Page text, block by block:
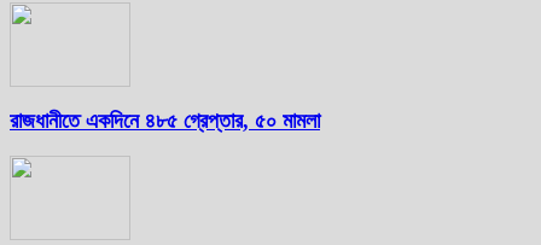
রাজধানীতে একদিনে ৪৮৫ গ্রেপ্তার, ৫০ মামলা